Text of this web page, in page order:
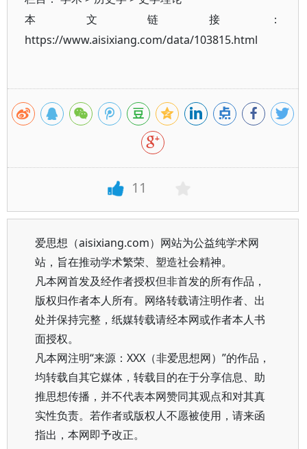
本文链接：
https://www.aisixiang.com/data/103815.html
11
爱思想（aisixiang.com）网站为公益纯学术网
站，旨在推动学术繁荣、塑造社会精神。
凡本网首发及经作者授权但非首发的所有作品，
版权归作者本人所有。网络转载请注明作者、出
处并保持完整，纸媒转载请经本网或作者本人书
面授权。
凡本网注明“来源：XXX（非爱思想网）”的作品，
均转载自其它媒体，转载目的在于分享信息、助
推思想传播，并不代表本网赞同其观点和对其真
实性负责。若作者或版权人不愿被使用，请来函
指出，本网即予改正。